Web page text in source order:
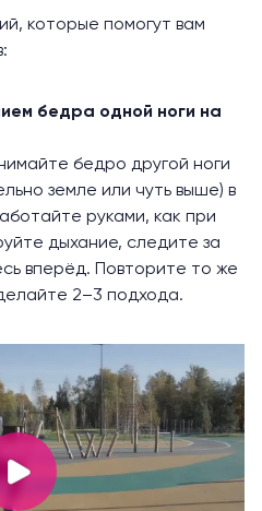
, которые помогут вам
бедра одной ноги на
бедро другой ноги
земле или чуть выше) в
руками, как при
дыхание, следите за
вперёд. Повторите то же
2–3 подхода.